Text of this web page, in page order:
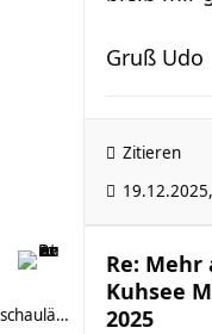
Gruß Udo
Zitieren
schauläufer
Re: Mehr
Kuhsee
2025